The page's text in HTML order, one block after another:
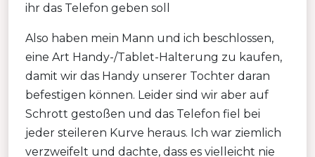
ihr das Telefon geben soll
Also haben mein Mann und ich beschlossen,
eine Art Handy-/Tablet-Halterung zu kaufen,
damit wir das Handy unserer Tochter daran
befestigen können. Leider sind wir aber auf
Schrott gestoßen und das Telefon fiel bei
jeder steileren Kurve heraus. Ich war ziemlich
verzweifelt und dachte, dass es vielleicht nie